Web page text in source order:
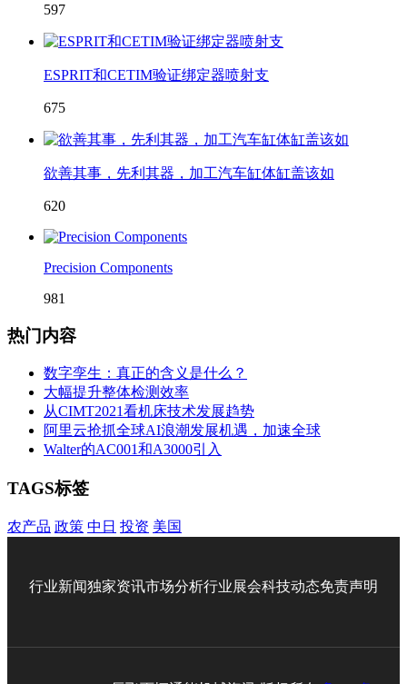
597
ESPRIT和CETIM验证绑定器喷射支
675
欲善其事，先利其器，加工汽车缸体缸盖该如
620
Precision Components
981
热门内容
数字孪生：真正的含义是什么？
大幅提升整体检测效率
从CIMT2021看机床技术发展趋势
阿里云抢抓全球AI浪潮发展机遇，加速全球
Walter的AC001和A3000引入
TAGS标签
农产品 政策 中日 投资 美国
行业新闻独家资讯市场分析行业展会科技动态免责声明